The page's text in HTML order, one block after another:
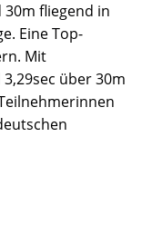
30m fliegend in
Eine Top-
Mit
über 30m